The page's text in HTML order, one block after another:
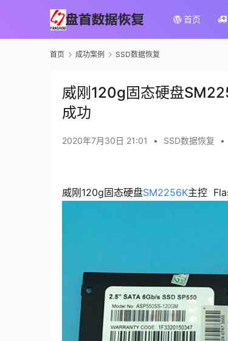
首页
首页 成功案例 SSD数据恢复
威刚120g固态硬盘
成功
2020年7月30日 21:01 • SSD数据恢复 •
威刚120g固态硬盘SM2256K主控